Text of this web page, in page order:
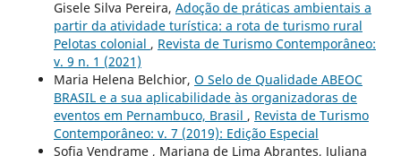
Gisele Silva Pereira, Adoção de práticas ambientais a
partir da atividade turística: a rota de turismo rural
Pelotas colonial , Revista de Turismo Contemporâneo:
v. 9 n. 1 (2021)
Maria Helena Belchior, O Selo de Qualidade ABEOC
BRASIL e a sua aplicabilidade às organizadoras de
eventos em Pernambuco, Brasil , Revista de Turismo
Contemporâneo: v. 7 (2019): Edição Especial
Sofia Vendrame , Mariana de Lima Abrantes, Juliana